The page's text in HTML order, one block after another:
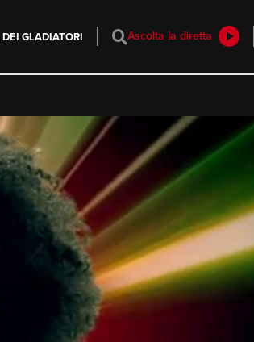
GLADIATORI Ascolta la diretta